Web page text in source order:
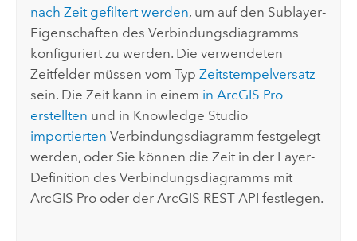
nach Zeit gefiltert werden, um auf den Sublayer-
Eigenschaften des Verbindungsdiagramms
konfiguriert zu werden. Die verwendeten
Zeitfelder müssen vom TypZeitstempelversatz
sein. Die Zeit kann in einem inArcGIS Pro
erstellten und in Knowledge Studio
importierten Verbindungsdiagramm festgelegt
werden, oder Sie können die Zeit in der Layer-
Definition des Verbindungsdiagramms mit
ArcGIS Pro oder derArcGIS REST API festlegen.